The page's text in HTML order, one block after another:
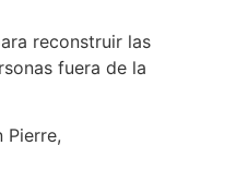
reconstruir las
fuera de la
Pierre,